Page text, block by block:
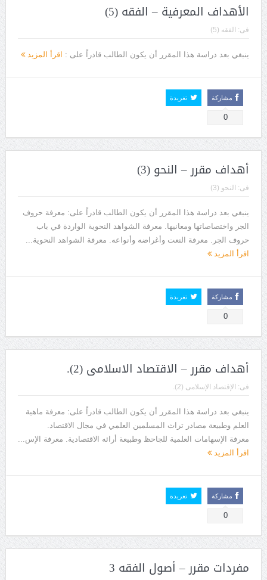
الأهداف المعرفية – الفقه (5)
فى: الفقه (5)
ينبغي بعد دراسة هذا المقرر أن يكون الطالب قادراً على : اقرأ المزيد
مشاركة
0
تغريدة
أهداف مقرر – النحو (3)
فى: النحو (3)
ينبغي بعد دراسة هذا المقرر أن يكون الطالب قادراً على: معرفة حروف
الجر واختصاصاتها ومعانيها. معرفة الشواهد النحوية الواردة في باب
حروف الجر. معرفة النعت وأغراضه وأنواعه. معرفة الشواهد النحوية...
اقرأ المزيد
مشاركة
0
تغريدة
أهداف مقرر – الاقتصاد الاسلامى (2).
فى: الإقتصاد الإسلامى (2).
ينبغي بعد دراسة هذا المقرر أن يكون الطالب قادراً على: معرفة ماهية
العلم وطبيعة مصادر تراث المسلمين العلمي في مجال الاقتصاد.
معرفة الإسهامات العلمية للجاحظ وطبيعة أرائه الاقتصادية. معرفة الإس...
اقرأ المزيد
مشاركة
0
تغريدة
مفردات مقرر – أصول الفقه 3